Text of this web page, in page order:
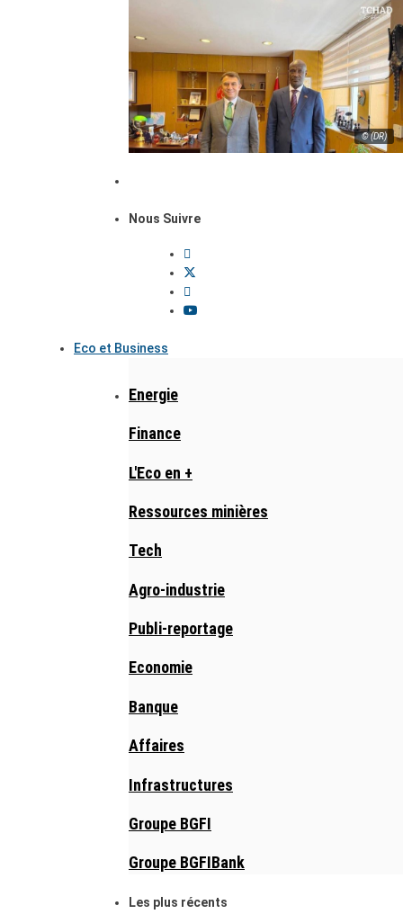
© (DR)
Nous Suivre
Eco et Business
Energie
Finance
L'Eco en +
Ressources minières
Tech
Agro-industrie
Publi-reportage
Economie
Banque
Affaires
Infrastructures
Groupe BGFI
Groupe BGFIBank
Les plus récents